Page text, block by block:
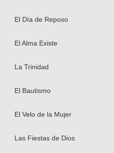
El Día de Reposo
El Alma Existe​
La Trinidad
El Bautismo
El Velo de la Mujer
Las Fiestas de Dios